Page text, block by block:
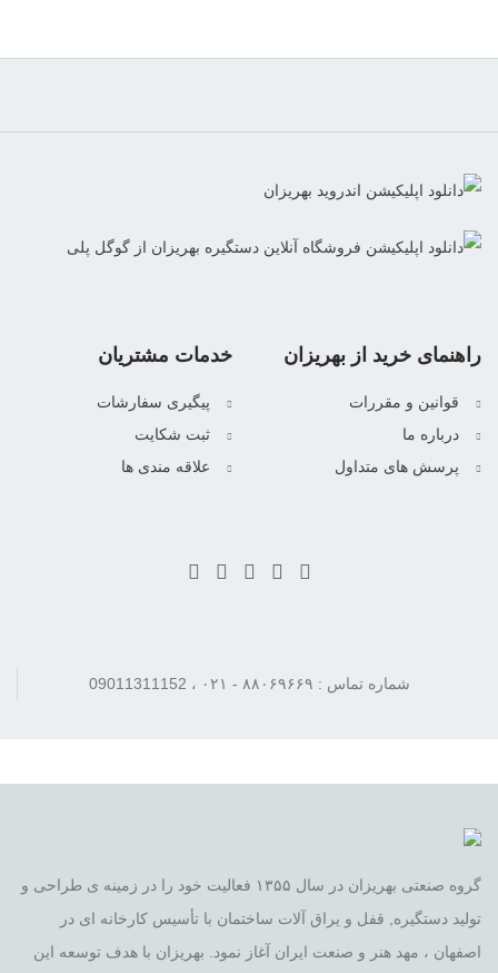
خدمات مشتریان
پیگیری سفارشات
ثبت شکایت
علاقه مندی ها
راهنمای خرید از بهریزان
قوانین و مقررات
درباره ما
پرسش های متداول
شماره تماس : ۸۸۰۶۹۶۶۹ - ۰۲۱ ، 09011311152
گروه صنعتی بهریزان در سال ۱۳۵۵ فعالیت خود را در زمینه ی طراحی و
تولید دستگیره, قفل و یراق آلات ساختمان با تأسیس کارخانه ای در
اصفهان ، مهد هنر و صنعت ایران آغاز نمود. بهریزان با هدف توسعه این